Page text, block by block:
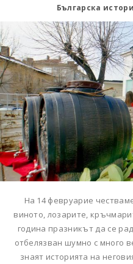
Българска
На 14 февруарие
виното, лозарите,
година празникът да се
отбелязван шумно с много
знаят историята на